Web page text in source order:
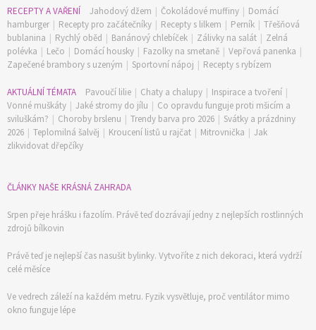
Naše krásná zahrada Speciál
RECEPTY A VAŘENÍ Jahodový džem | Čokoládové muffiny | Domácí
hamburger | Recepty pro začátečníky | Recepty s lilkem | Perník | Třešňová
bublanina | Rychlý oběd | Banánový chlebíček | Zálivky na salát | Zelná
polévka | Lečo | Domácí housky | Fazolky na smetaně | Vepřová panenka |
Zapečené brambory s uzeným | Sportovní nápoj | Recepty s rybízem
AKTUÁLNÍ TÉMATA Pavoučí lilie | Chaty a chalupy | Inspirace a tvoření |
Vonné muškáty | Jaké stromy do jílu | Co opravdu funguje proti mšicím a
sviluškám? | Choroby brslenu | Trendy barva pro 2026 | Svátky a prázdniny
2026 | Teplomilná šalvěj | Kroucení listů u rajčat | Mitrovnička | Jak
zlikvidovat dřepčíky
ČLÁNKY NAŠE KRÁSNÁ ZAHRADA
Srpen přeje hrášku i fazolím. Právě teď dozrávají jedny z nejlepších rostlinných
zdrojů bílkovin
Právě teď je nejlepší čas nasušit bylinky. Vytvoříte z nich dekoraci, která vydrží
celé měsíce
Ve vedrech záleží na každém metru. Fyzik vysvětluje, proč ventilátor mimo
okno funguje lépe